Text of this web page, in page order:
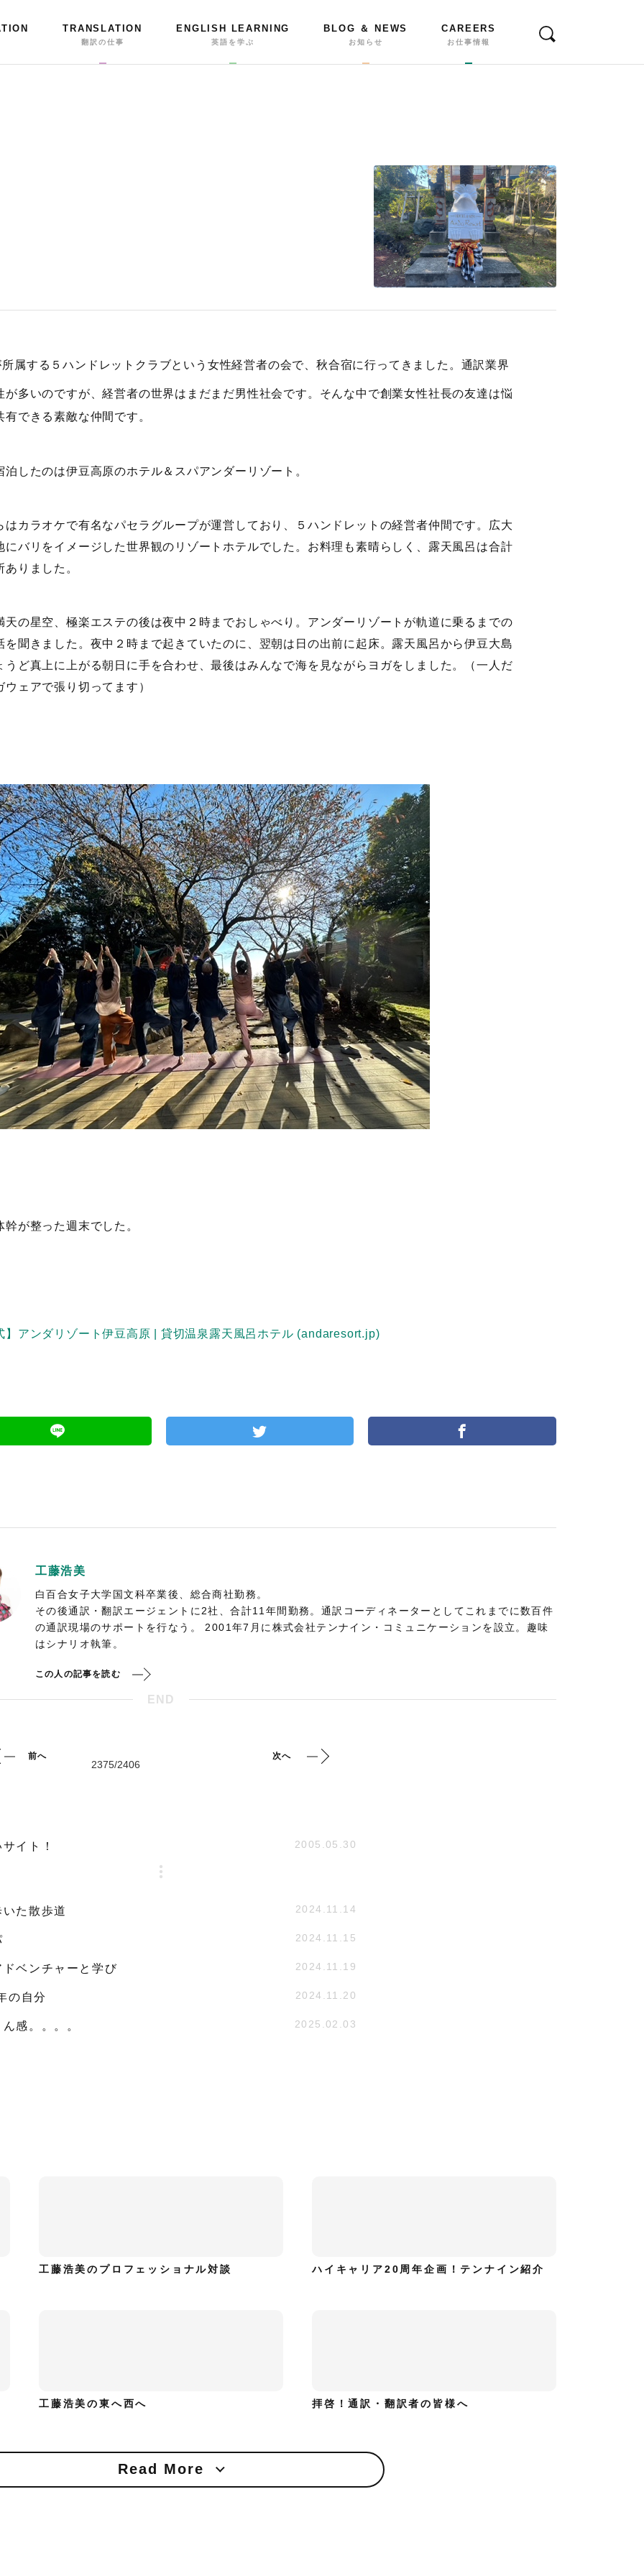
TRANSLATION
翻訳の仕事
ENGLISH LEARNING
英語を学ぶ
BLOG ＆ NEWS
お知らせ
CAREERS
お仕事情報
所属する５ハンドレットクラブという女性経営者の会で、秋合宿に行ってきました。通訳業界
が多いのですが、経営者の世界はまだまだ男性社会です。そんな中で創業女性社長の友達は悩
有できる素敵な仲間です。
泊したのは伊豆高原のホテル＆スパアンダーリゾート。
はカラオケで有名なパセラグループが運営しており、５ハンドレットの経営者仲間です。広大
にバリをイメージした世界観のリゾートホテルでした。お料理も素晴らしく、露天風呂は合計
ありました。
天の星空、極楽エステの後は夜中２時までおしゃべり。アンダーリゾートが軌道に乗るまでの
を聞きました。夜中２時まで起きていたのに、翌朝は日の出前に起床。露天風呂から伊豆大島
うど真上に上がる朝日に手を合わせ、最後はみんなで海を見ながらヨガをしました。（一人だ
ウェアで張り切ってます）
幹が整った週末でした。
】アンダリゾート伊豆高原 | 貸切温泉露天風呂ホテル (andaresort.jp)
工藤浩美
白百合女子大学国文科卒業後、総合商社勤務。
その後通訳・翻訳エージェントに2社、合計11年間勤務。通訳コーディネーターとしてこれまでに数百件
の通訳現場のサポートを行なう。 2001年7月に株式会社テンナイン・コミュニケーションを設立。趣味
はシナリオ執筆。
この人の記事を読む
END
前へ 次へ
イト！ 2005.05.30
いた散歩道 2024.11.14
2024.11.15
ドベンチャーと学び 2024.11.19
の自分 2024.11.20
感。。。。 2025.02.03
工藤浩美のプロフェッショナル対談 ハイキャリア20周年企画！テンナイン紹介
工藤浩美の東へ西へ 拝啓！通訳・翻訳者の皆様へ
Read More